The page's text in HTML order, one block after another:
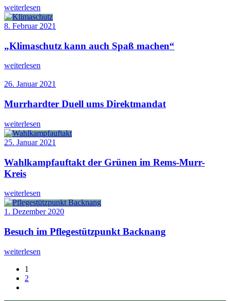
weiterlesen
8. Februar 2021
„Klimaschutz kann auch Spaß machen“
weiterlesen
26. Januar 2021
Murrhardter Duell ums Direktmandat
weiterlesen
25. Januar 2021
Wahlkampfauftakt der Grünen im Rems-Murr-
Kreis
weiterlesen
1. Dezember 2020
Besuch im Pflegestützpunkt Backnang
weiterlesen
1
2